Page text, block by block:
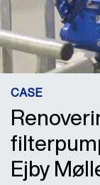
CASE
Ejby